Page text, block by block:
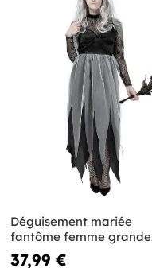
Déguisement mariée
fantôme femme grande
taille
37,99 €